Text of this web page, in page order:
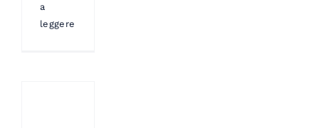
a
leggere